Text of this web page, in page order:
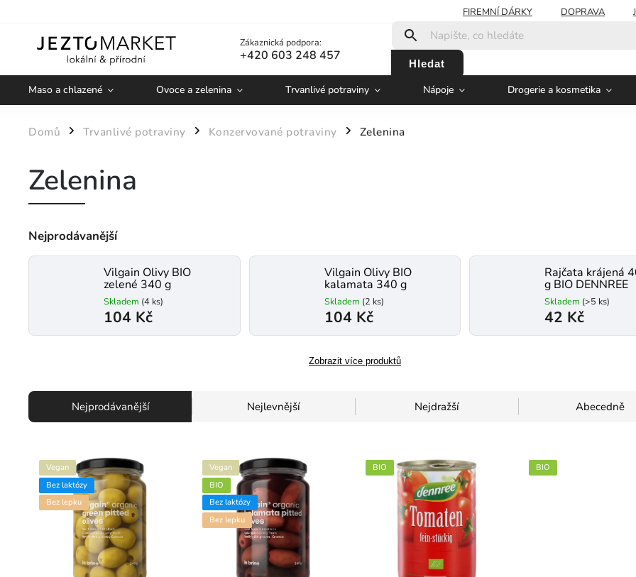
FIREMNÍ DÁRKY DOPRAVA
Zákaznická podpora:
+420 603 248 457
Hledat
Maso a chlazené Ovoce a zelenina Trvanlivé potraviny Nápoje Drogerie a kosmetika
Domů / Trvanlivé potraviny / Konzervované potraviny / Zelenina
Zelenina
Nejprodávanější
Vilgain Olivy BIO
zelené 340 g
Skladem (4 ks)
104 Kč
Vilgain Olivy BIO
kalamata 340 g
Skladem (2 ks)
104 Kč
Rajčata krájená
g BIO DENNREE
Skladem (>5 ks)
42 Kč
Zobrazit více produktů
Nejprodávanější Nejlevnější Nejdražší Abecedně
Vegan
Bez laktózy
Bez lepku
Vegan
BIO
Bez laktózy
Bez lepku
BIO BIO